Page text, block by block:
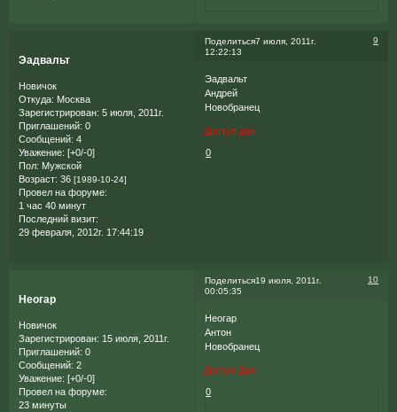
Поделиться 9
7 июля, 2011г.
12:22:13
Эадвальт
Новичок
Откуда: Москва
Зарегистрирован: 5 июля, 2011г.
Приглашений: 0
Сообщений: 4
Уважение: [+0/-0]
Пол: Мужской
Возраст: 36 [1989-10-24]
Провел на форуме:
1 час 40 минут
Последний визит:
29 февраля, 2012г. 17:44:19
Эадвальт
Андрей
Новобранец
Доступ дан
0
Поделиться 10
19 июля, 2011г.
00:05:35
Неогар
Новичок
Зарегистрирован: 15 июля, 2011г.
Приглашений: 0
Сообщений: 2
Уважение: [+0/-0]
Провел на форуме:
23 минуты
Неогар
Антон
Новобранец
Доступ Дан
0